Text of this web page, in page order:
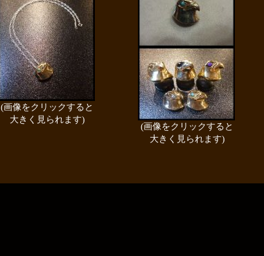
(画像をクリックすると
大きく見られます)
(画像をクリックすると
大きく見られます)